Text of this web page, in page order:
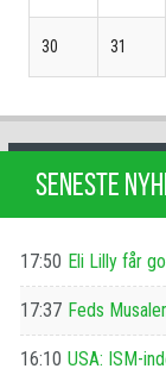
30 31
SENESTE
17:50 Eli Lilly får
17:37 Feds
16:10 USA: ISM-